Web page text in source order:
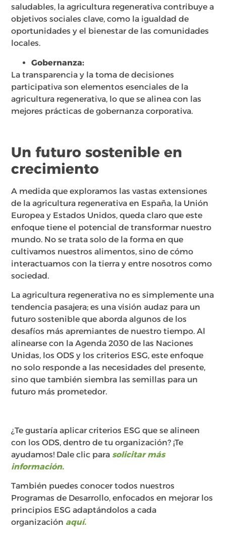
saludables, la agricultura regenerativa contribuye a
objetivos sociales clave, como la igualdad de
oportunidades y el bienestar de las comunidades
locales.
Gobernanza:
La transparencia y la toma de decisiones
participativa son elementos esenciales de la
agricultura regenerativa, lo que se alinea con las
mejores prácticas de gobernanza corporativa.
Un futuro sostenible en
crecimiento
A medida que exploramos las vastas extensiones
de la agricultura regenerativa en España, la Unión
Europea y Estados Unidos, queda claro que este
enfoque tiene el potencial de transformar nuestro
mundo. No se trata solo de la forma en que
cultivamos nuestros alimentos, sino de cómo
interactuamos con la tierra y entre nosotros como
sociedad.
La agricultura regenerativa no es simplemente una
tendencia pasajera; es una visión audaz para un
futuro sostenible que aborda algunos de los
desafíos más apremiantes de nuestro tiempo. Al
alinearse con la Agenda 2030 de las Naciones
Unidas, los ODS y los criterios ESG, este enfoque
no solo responde a las necesidades del presente,
sino que también siembra las semillas para un
futuro más prometedor.
¿Te gustaría aplicar criterios ESG que se alineen
con los ODS, dentro de tu organización? ¡Te
ayudamos! Dale clic parasolicitar más
información.
También puedes conocer todos nuestros
Programas de Desarrollo, enfocados en mejorar los
principios ESG adaptándolos a cada
organización aquí.